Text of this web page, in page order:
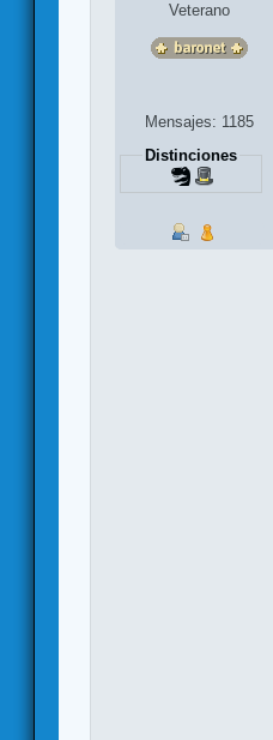
Veterano
Mensajes: 1185
Distinciones